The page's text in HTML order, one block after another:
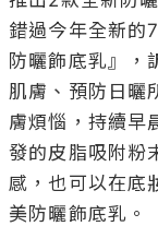
錯過今年全新的
防曬飾底乳』，
肌膚、預防日曬
膚煩惱，持續早
發的皮脂吸附粉
感，也可以在底
美防曬飾底乳。